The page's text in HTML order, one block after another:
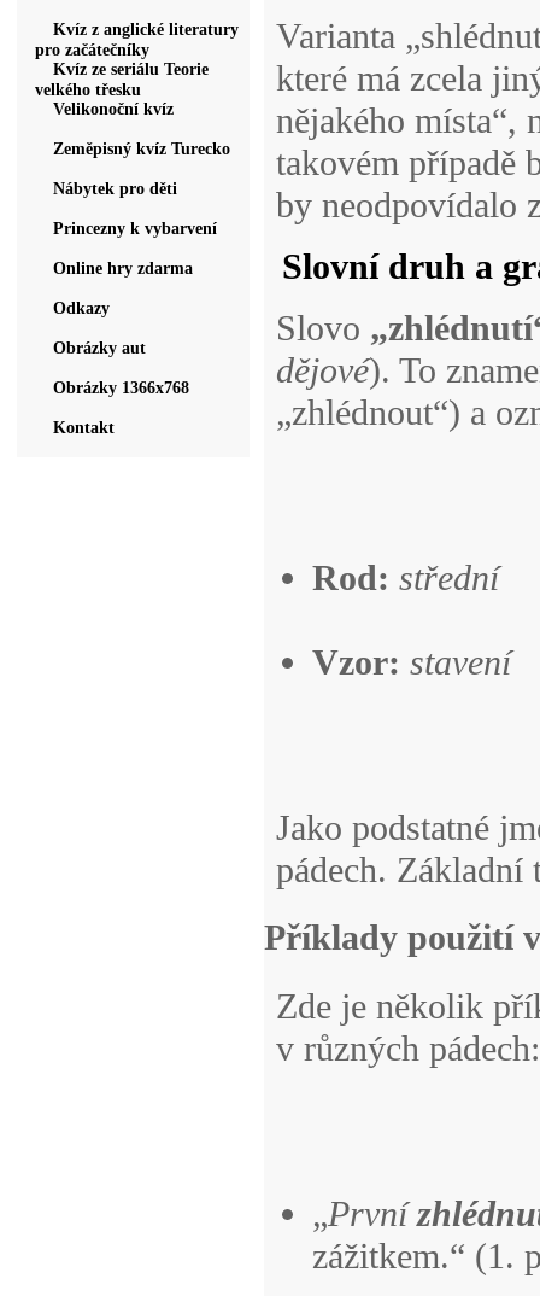
Kvíz z anglické literatury
pro začátečníky
Kvíz ze seriálu Teorie
velkého třesku
Velikonoční kvíz
Zeměpisný kvíz Turecko
Nábytek pro děti
Princezny k vybarvení
Online hry zdarma
Odkazy
Obrázky aut
Obrázky 1366x768
Kontakt
Varianta
které má zcela
nějakého místa“,
takovém případě
by neodpovídalo
Slovní druh a
Slovo
dějové). To
„zhlédnout“) a
Rod: střední
Vzor: stavení
Jako podstatné
pádech. Základní
Příklady použití
Zde je několik
v různých pádech:
„První
zážitkem.“ (1.